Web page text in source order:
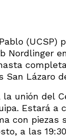
(UCSP)
Nordlinger
Lázaro
unión del
Estará a
con piezas
a las